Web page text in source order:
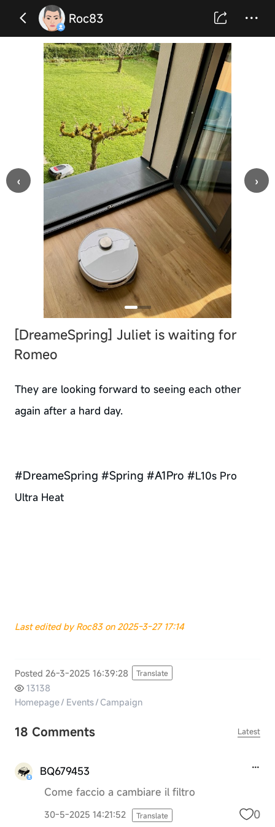
Roc83
‹ ›
[DreameSpring] Juliet is waiting for
Romeo
They are looking forward to seeing each other
again after a hard day.
#DreameSpring #Spring #A1Pro #L10s Pro
Ultra Heat
Last edited by Roc83 on 2025-3-27 17:14
Posted 26-3-2025 16:39:28 Translate
13138
Homepage/ Events/ Campaign
18 Comments Latest
BQ679453
Come faccio a cambiare il filtro
30-5-2025 14:21:52 Translate 0